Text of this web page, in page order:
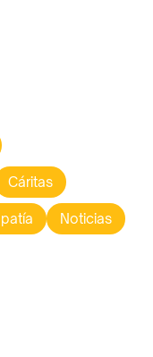
Cáritas
Noticias